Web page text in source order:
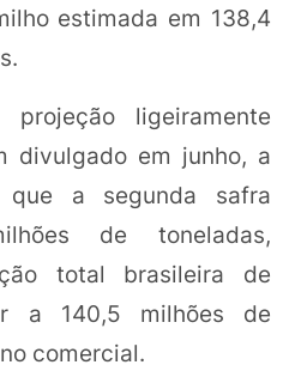
estimada em 138,4
ligeiramente
divulgado em junho, a
que a segunda safra
de toneladas,
total brasileira de
a 140,5 milhões de
comercial.